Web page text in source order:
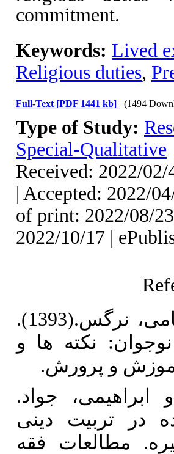
commitment.
Keywords: Lived
Religious duties,
Full-Text [PDF 1441 kb] (1494
Type of Study:
Special-Qualitative
Received: 2022/
| Accepted: 2022/
of print: 2022/08/
2022/10/17 |
1. ادیب، مریم و ضرغامی، نرگس.(1393).
نکته ها و
و پرورش.
ابراهیمی، جواد.
در تربیت دینی
مطالعات فقه